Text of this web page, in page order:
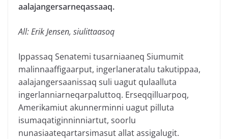
aalajangersarneqassaaq.
All: Erik Jensen, siulittaasoq
Ippassaq Senatemi tusarniaaneq Siumumit
malinnaaffigaarput, ingerlaneratalu takutippaa,
aalajangersaanissaq suli uagut qulaalluta
ingerlanniarneqarpaluttoq. Erseqqilluarpoq,
Amerikamiut akunnerminni uagut pilluta
isumaqatiginninniartut, soorlu
nunasiaateqartarsimasut allat assigalugit.